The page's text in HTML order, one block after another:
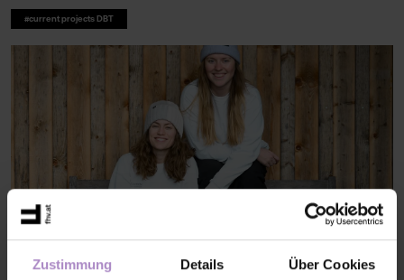
Zustimmung Details Über Cookies
#current projects DBT